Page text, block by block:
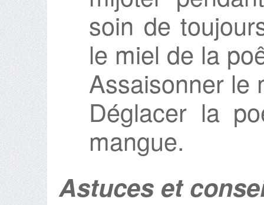
soin de
le miel de la
Assaisonner le
Déglacer la
mangue.
Astuces et